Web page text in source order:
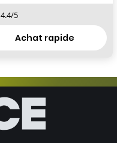
4.4/5
Achat rapide